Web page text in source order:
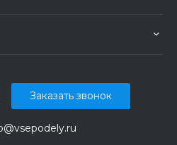
Заказать звонок